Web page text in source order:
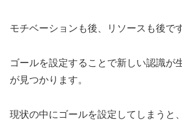
モチベーションも後、リソースも後です
ゴールを設定することで新しい認識が
が見つかります。
現状の中にゴールを設定してしまうと